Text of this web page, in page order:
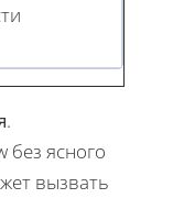
.
без ясного
вызвать